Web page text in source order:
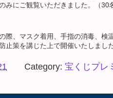
みにご観覧いただきました。（30
際、マスク着用、手指の消毒、検
止策を講じた上で開催いたしまし
Category: 宝くじプレ